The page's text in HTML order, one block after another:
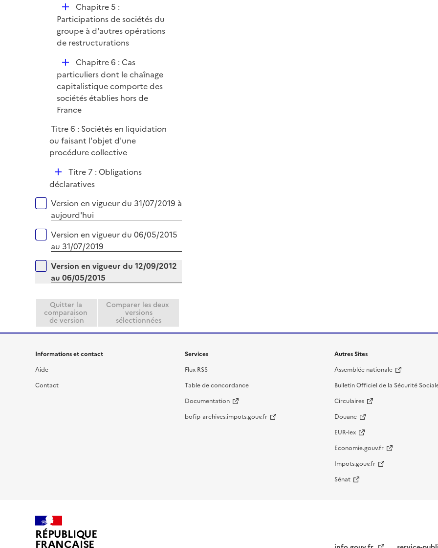
D
é
p
l
r
Chapitre 5 :
Participations de sociétés du
groupe à d'autres opérations
de restructurations
D
é
p
l
i
r
Chapitre 6 : Cas
particuliers dont le chaînage
capitalistique comporte des
sociétés établies hors de
France
Titre 6 : Sociétés en liquidation
ou faisant l'objet d'une
procédure collective
D
é
l
i
e
r
Titre 7 : Obligations
déclaratives
Versions sur la période
Version en vigueur du 31/07/2019 à
aujourd'hui
Version en vigueur du 06/05/2015
au 31/07/2019
Version en vigueur du 12/09/2012
au 06/05/2015
Quitter la
comparaison
de version
Comparer les deux
versions
sélectionnées
Informations et contact
Aide
Contact
Services
Flux RSS
Table de concordance
Documentation
bofip-archives.impots.gouv.fr
Autres Sites
Assemblée nationale
Bulletin Officiel de la Sécurité
Circulaires
Douane
EUR-lex
Economie.gouv.fr
Impots.gouv.fr
Sénat
RÉPUBLIQUE
FRANÇAISE